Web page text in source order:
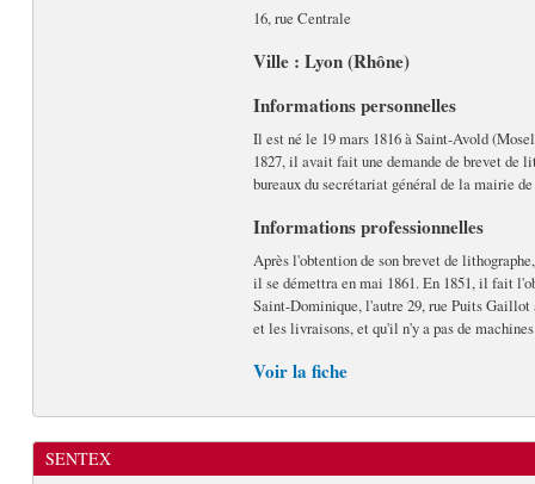
16, rue Centrale
Ville : Lyon (Rhône)
Informations personnelles
Il est né le 19 mars 1816 à Saint-Avold
1827, il avait fait une demande de brevet de
bureaux du secrétariat général de la mairie
Informations professionnelles
Après l'obtention de son brevet de
il se démettra en mai 1861. En 1851, il fait
Saint-Dominique, l'autre 29, rue Puits
et les livraisons, et qu'il n'y a pas de
Voir la fiche
SENTEX